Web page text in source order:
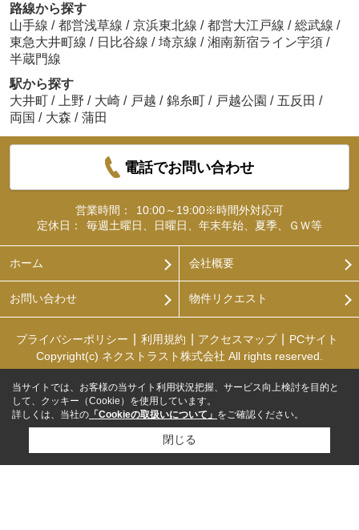
路線から探す
山手線 / 都営浅草線 / 京浜東北線 / 都営大江戸線 / 総武線 /
東急大井町線 / 日比谷線 / 埼京線 / 湘南新宿ライン宇須 /
半蔵門線
駅から探す
大井町 / 上野 / 大崎 / 戸越 / 錦糸町 / 戸越公園 / 五反田 /
両国 / 大森 / 蒲田
電話でお問い合わせ
営業時間：
10:00～19:00※時間外対応可
定休日：
毎週土曜日、日曜日、年末年始、夏季、ＧＷ等
ホーム 会社概要
お問い合わせ 物件リクエスト
プライバシーポリシー 利用規約 アクセスマップ
PCサイト
Copyright(c) ネクストラスト株式会社 All rights reserved.
当サイトでは、お客様の当サイト利用状況把握、サービス向上検討を目的と
して、クッキー（Cookie）を使用しています。
詳しくは、当社の 「Cookieの取扱いについて」 をご確認ください。
閉じる